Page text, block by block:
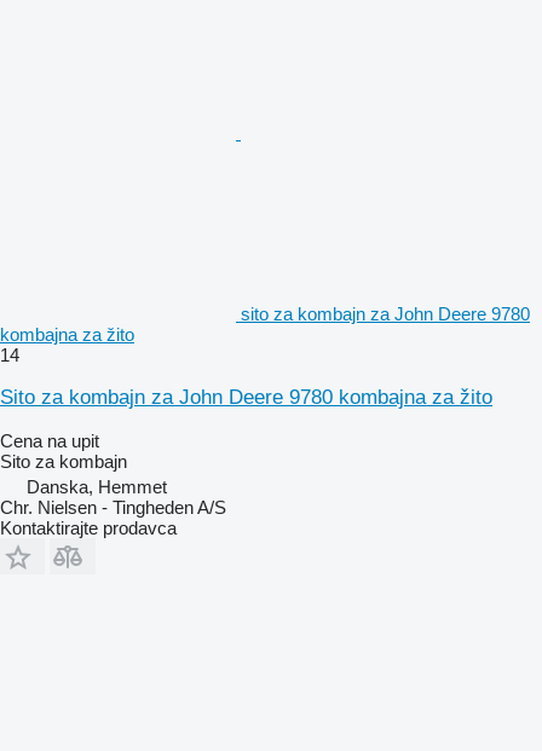
sito za kombajn za John Deere 9780
kombajna za žito
14
Sito za kombajn za John Deere 9780 kombajna za žito
Cena na upit
Sito za kombajn
Danska, Hemmet
Chr. Nielsen - Tingheden A/S
Kontaktirajte prodavca